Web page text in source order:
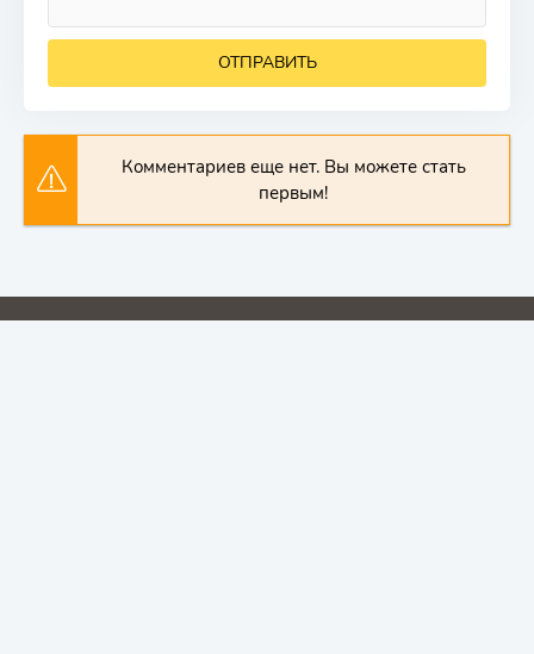
ОТПРАВИТЬ
Комментариев еще нет. Вы можете стать
первым!